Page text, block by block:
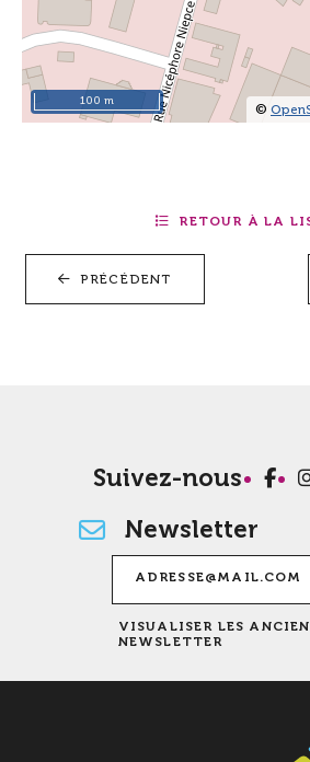
©
100 m
PRÉCÉDENT
RETOUR À LA
Suivez-nous
Newsletter
VISUALISER LES
NEWSLETTER